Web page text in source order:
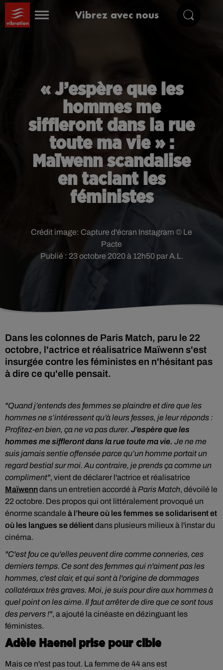
Vibrez avec nous
« J’espère que les
hommes me
siffleront dans la rue
toute ma vie » :
Maïwenn scandalise
en taclant les
féministes
Publié : 23 octobre 2020 à 12h50 par A.L.
Crédit image: Capture d'écran Instagram © Le
Pacte
Dans les colonnes de Paris Match, paru le 22
octobre, l'actrice et réalisatrice Maïwenn s'est
insurgée contre les féministes en n'hésitant pas
à dire ce qu'elle pensait.
"Quand j’entends des femmes se plaindre et dire que les
hommes ne s’intéressent qu’à leurs fesses, je leur réponds :
Profitez-en bien, ça ne va pas durer. J’espère que les
hommes me siffleront dans la rue toute ma vie. Je ne me
suis jamais sentie offensée parce qu’un homme portait un
regard bestial sur moi. Au contraire, je prends ça comme un
compliment", vient de déclarer l'actrice et réalisatrice
Maïwenndans un entretien accordé à Paris Match, dévoilé le
22 octobre. Des propos qui ont littéralement provoqué un
énorme scandale à l’heure où les femmes se solidarisent et
où les langues se délientdans plusieurs milieux à l'instar du
cinéma.
"C'est fou ce qu'elles peuvent dire comme conneries, ces
derniers temps. Ce sont des femmes qui n'aiment pas les
hommes, c'est clair, et qui sont à l'origine de dommages
collatéraux très graves. Moi, je suis pour dire aux hommes à
quel point on les aime. Il faut arrêter de dire que ce sont tous
des pervers !", a ajouté la cinéaste en dézinguant les
féministes.
Adèle Haenel prise pour cible
Mais ce n'est pas tout. La femme de 44 ans est